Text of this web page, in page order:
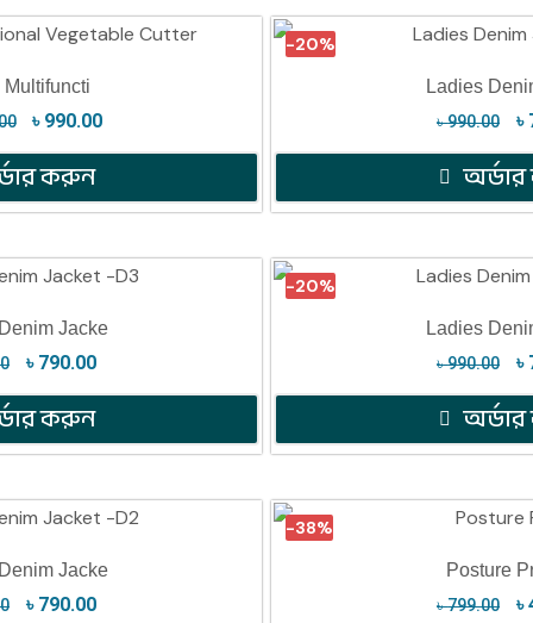
Multifuncti
৳ 990.00
করুন
-20%
Ladies
৳990.00 ৳
Jacke
৳ 790.00
করুন
-20%
Ladies
৳990.00 ৳
Jacke
৳ 790.00
-38%
Posture
৳799.00 ৳